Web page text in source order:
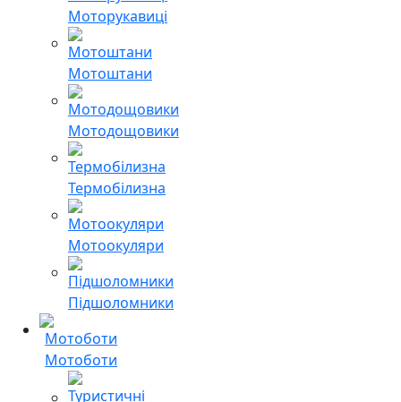
Моторукавиці
Мотоштани
Мотодощовики
Термобілизна
Мотоокуляри
Підшоломники
Мотоботи